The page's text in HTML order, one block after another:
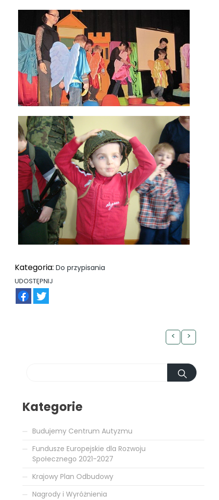
Kategoria: Do przypisania
UDOSTĘPNIJ
< >
Kategorie
Budujemy Centrum Autyzmu
Fundusze Europejskie dla Rozwoju
Społecznego 2021-2027
Krajowy Plan Odbudowy
Nagrody i Wyróżnienia